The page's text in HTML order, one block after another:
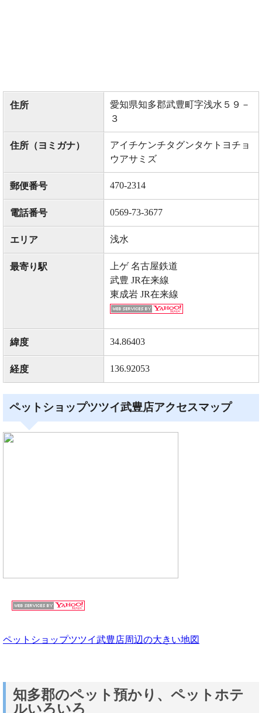
住所
愛知県知多郡武豊町字浅水５９－
３
住所（ヨミガナ）
アイチケンチタグンタケトヨチョ
ウアサミズ
郵便番号 470-2314
電話番号 0569-73-3677
エリア 浅水
最寄り駅
上ゲ 名古屋鉄道
武豊 JR在来線
東成岩 JR在来線
緯度 34.86403
経度 136.92053
ペットショップツツイ武豊店アクセスマップ
ペットショップツツイ武豊店周辺の大きい地図
知多郡のペット預かり、ペットホテ
ルいろいろ